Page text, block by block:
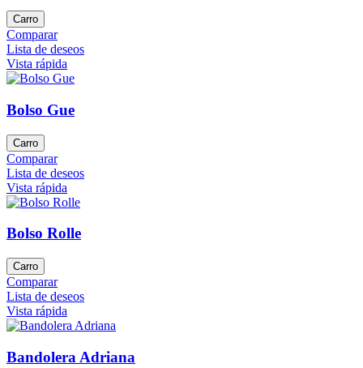
Carro
Comparar
Lista de deseos
Vista rápida
Bolso Gue
Carro
Comparar
Lista de deseos
Vista rápida
Bolso Rolle
Carro
Comparar
Lista de deseos
Vista rápida
Bandolera Adriana